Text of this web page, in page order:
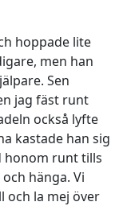
hoppade lite
men han
Sen
jag fäst runt
också lyfte
kastade han sig
honom runt tills
hänga. Vi
och la mej över